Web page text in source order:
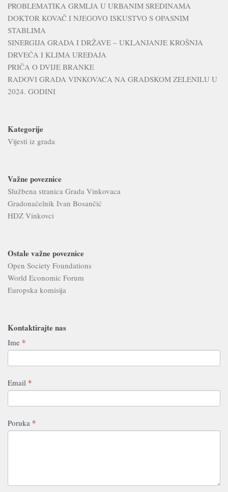
PROBLEMATIKA GRMLJA U URBANIM SREDINAMA
DOKTOR KOVAČ I NJEGOVO ISKUSTVO S OPASNIM
STABLIMA
SINERGIJA GRADA I DRŽAVE – UKLANJANJE KROŠNJA
DRVEĆA I KLIMA UREĐAJA
PRIČA O DVIJE BRANKE
RADOVI GRADA VINKOVACA NA GRADSKOM ZELENILU U
2024. GODINI
Kategorije
Vijesti iz grada
Važne poveznice
Službena stranica Grada Vinkovaca
Gradonačelnik Ivan Bosančić
HDZ Vinkovci
Ostale važne poveznice
Open Society Foundations
World Economic Forum
Europska komisija
Kontaktirajte nas
Contact
Us
Ime *
Email *
Poruka *
If
you
are
human,
leave
this
blank.